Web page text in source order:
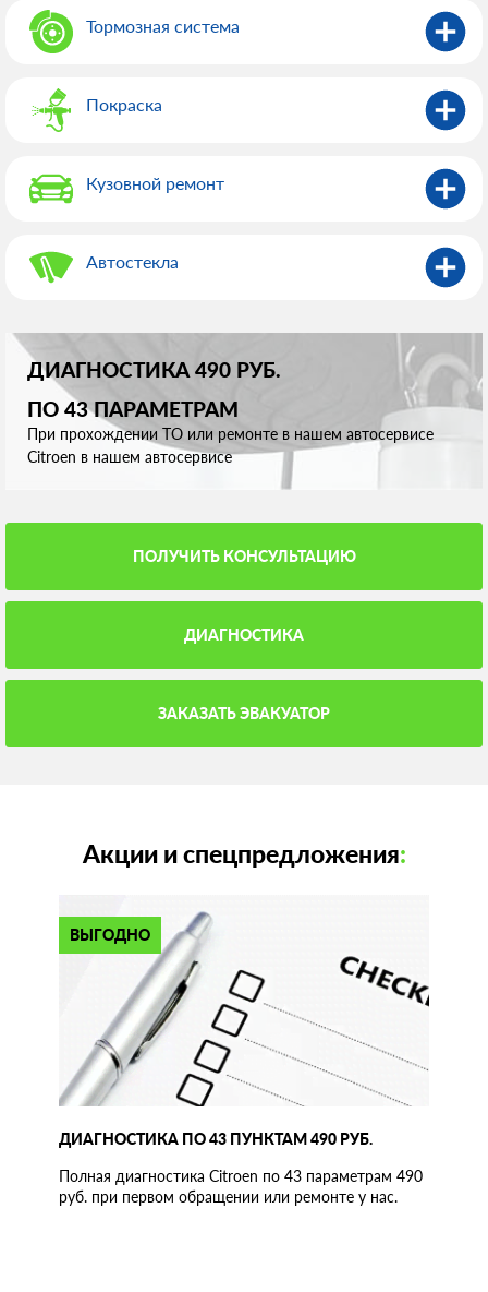
Тормозная система
Покраска
Кузовной ремонт
Автостекла
ДИАГНОСТИКА 490 РУБ.
ПО 43 ПАРАМЕТРАМ
При прохождении ТО или ремонте в нашем автосервисе
Citroen в нашем автосервисе
ПОЛУЧИТЬ КОНСУЛЬТАЦИЮ
ДИАГНОСТИКА
ЗАКАЗАТЬ ЭВАКУАТОР
Акции и спецпредложения:
ВЫГОДНО
ДИАГНОСТИКА ПО 43 ПУНКТАМ 490 РУБ.
Полная диагностика Citroen по 43 параметрам 490
руб. при первом обращении или ремонте у нас.